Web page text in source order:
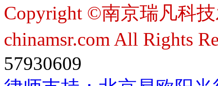
Copyright ©南京瑞凡科
chinamsr.com All Rights
57930609